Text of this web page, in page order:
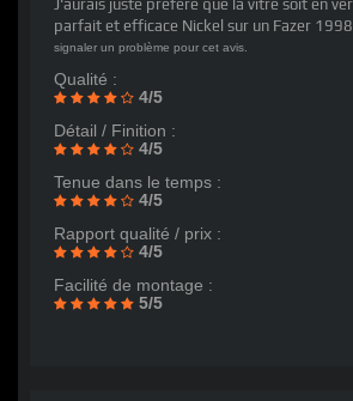
J'aurais juste préféré que la vitre soit en
parfait et efficace Nickel sur un Fazer 1998
signaler un problème pour cet avis.
Qualité :
4/5
Détail / Finition :
4/5
Tenue dans le temps :
4/5
Rapport qualité / prix :
4/5
Facilité de montage :
5/5